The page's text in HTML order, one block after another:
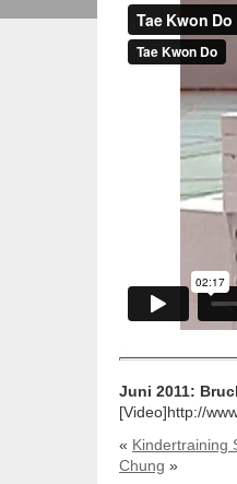
Juni 2011:
[Video]http://
« Kindertraining
Chung »